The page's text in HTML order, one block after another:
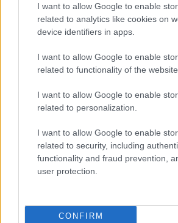
I want to allow Google to enable
related to analytics like cookies on
device identifiers in apps.
I want to allow Google to enable
related to functionality of the
I want to allow Google to enable
related to personalization.
I want to allow Google to enable
related to security, including
functionality and fraud prevention,
user protection.
CONFIRM
Cosmetici cooling: la nuova
per l’estate 2026
ALIMENTAZIONE